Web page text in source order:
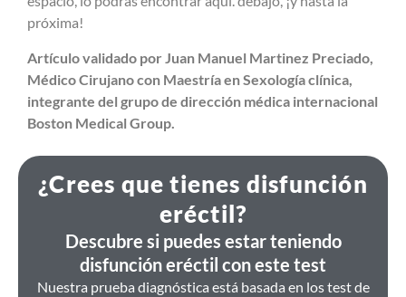
próxima!
Artículo validado por Juan Manuel Martinez Preciado,
Médico Cirujano con Maestría en Sexología clínica,
integrante del grupo de dirección médica internacional
Boston Medical Group.
¿Crees que tienes disfunción
eréctil?
Descubre si puedes estar teniendo
disfunción eréctil con este test
Nuestra prueba diagnóstica está basada en los test de